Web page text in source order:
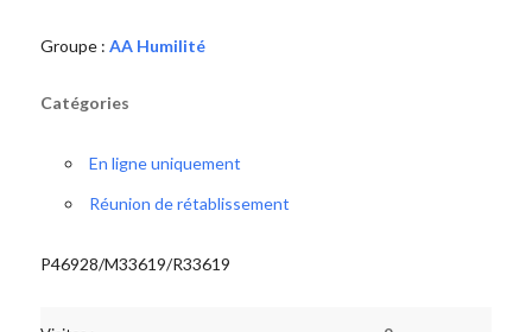
Groupe : AA Humilité
Catégories
En ligne uniquement
Réunion de rétablissement
P46928/M33619/R33619